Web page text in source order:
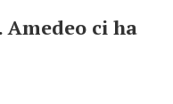
ci ha